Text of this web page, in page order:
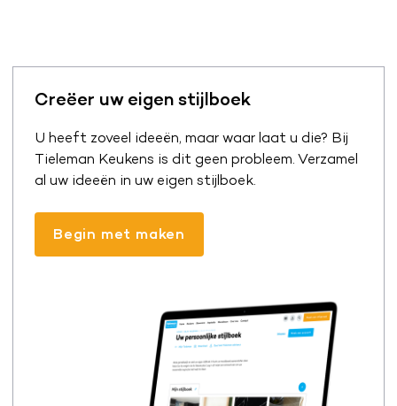
Creëer uw eigen stijlboek
U heeft zoveel ideeën, maar waar laat u die? Bij
Tieleman Keukens is dit geen probleem. Verzamel
al uw ideeën in uw eigen stijlboek.
Begin met maken